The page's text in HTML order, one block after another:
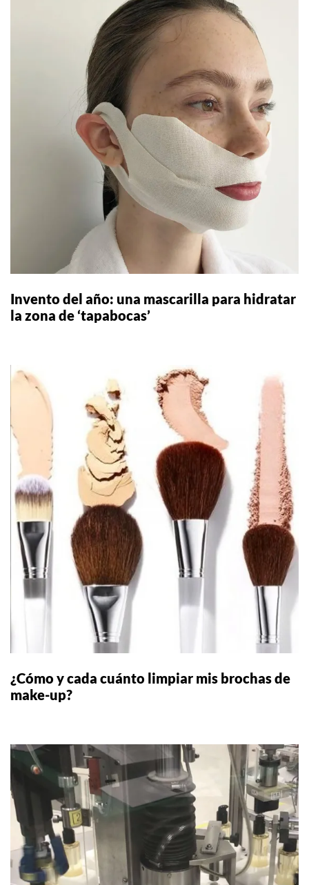
Invento del año: una mascarilla para hidratar
la zona de ‘tapabocas’
¿Cómo y cada cuánto limpiar mis brochas de
make-up?